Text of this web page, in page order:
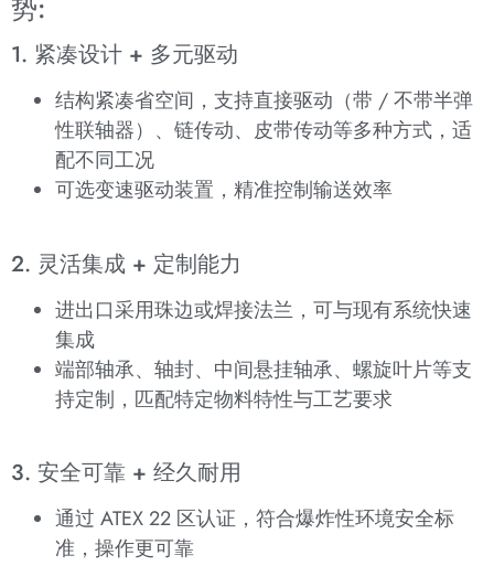
势:
1. 紧凑设计 + 多元驱动
结构紧凑省空间，支持直接驱动（带 / 不带半弹
性联轴器）、链传动、皮带传动等多种方式，适
配不同工况
可选变速驱动装置，精准控制输送效率
2. 灵活集成 + 定制能力
进出口采用珠边或焊接法兰，可与现有系统快速
集成
端部轴承、轴封、中间悬挂轴承、螺旋叶片等支
持定制，匹配特定物料特性与工艺要求
3. 安全可靠 + 经久耐用
通过 ATEX 22 区认证，符合爆炸性环境安全标
准，操作更可靠